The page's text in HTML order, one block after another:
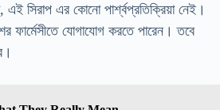
সিরাপ এর কোনো পার্শ্বপ্রতিক্রিয়া নেই।
ফার্মেসীতে যোগাযোগ করতে পারেন। তবে